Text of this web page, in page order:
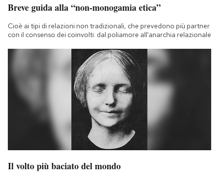
Breve guida alla “non-monogamia etica”
Cioè ai tipi di relazioni non tradizionali, che prevedono più partner
con il consenso dei coinvolti: dal poliamore all'anarchia relazionale
Il volto più baciato del mondo